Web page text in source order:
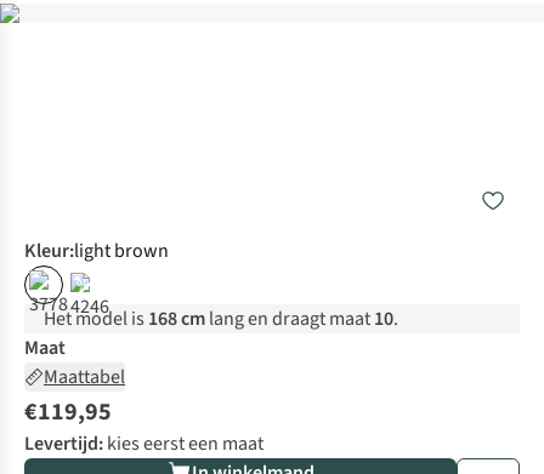
Kleur:light brown
%
Het model is 168 cmlang en draagt maat10.
Maat
Maattabel
€119,95
Levertijd:kies eerst een maat